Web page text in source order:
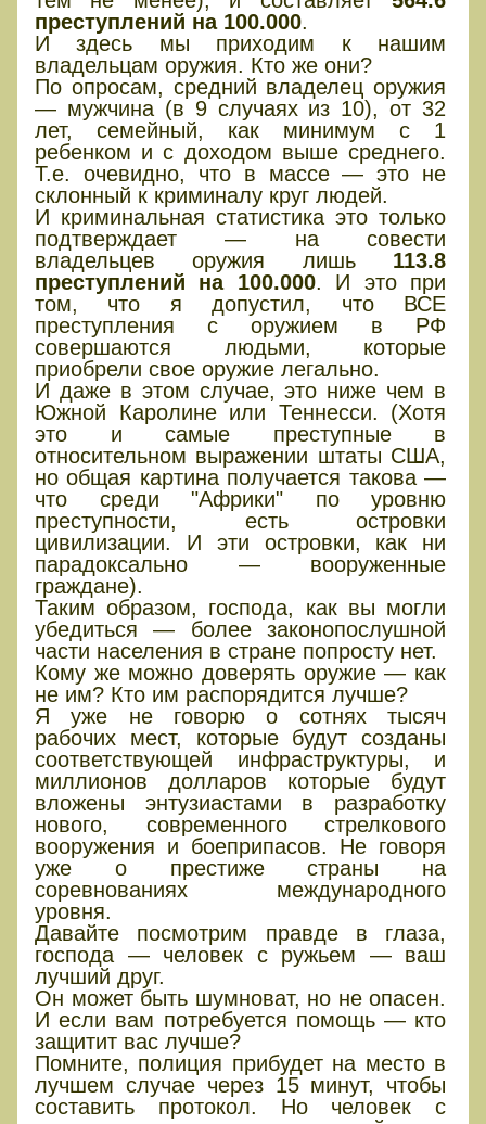
преступлений на 100.000.
И здесь мы приходим к нашим
владельцам оружия. Кто же они?
По опросам, средний владелец оружия
— мужчина (в 9 случаях из 10), от 32
лет, семейный, как минимум с 1
ребенком и с доходом выше среднего.
Т.е. очевидно, что в массе — это не
склонный к криминалу круг людей.
И криминальная статистика это только
подтверждает — на совести
владельцев оружия лишь 113.8
преступлений на 100.000. И это при
том, что я допустил, что ВСЕ
преступления с оружием в РФ
совершаются людьми, которые
приобрели свое оружие легально.
И даже в этом случае, это ниже чем в
Южной Каролине или Теннесси. (Хотя
это и самые преступные в
относительном выражении штаты США,
но общая картина получается такова —
что среди "Африки" по уровню
преступности, есть островки
цивилизации. И эти островки, как ни
парадоксально — вооруженные
граждане).
Таким образом, господа, как вы могли
убедиться — более законопослушной
части населения в стране попросту нет.
Кому же можно доверять оружие — как
не им? Кто им распорядится лучше?
Я уже не говорю о сотнях тысяч
рабочих мест, которые будут созданы
соответствующей инфраструктуры, и
миллионов долларов которые будут
вложены энтузиастами в разработку
нового, современного стрелкового
вооружения и боеприпасов. Не говоря
уже о престиже страны на
соревнованиях международного
уровня.
Давайте посмотрим правде в глаза,
господа — человек с ружьем — ваш
лучший друг.
Он может быть шумноват, но не опасен.
И если вам потребуется помощь — кто
защитит вас лучше?
Помните, полиция прибудет на место в
лучшем случае через 15 минут, чтобы
составить протокол. Но человек с